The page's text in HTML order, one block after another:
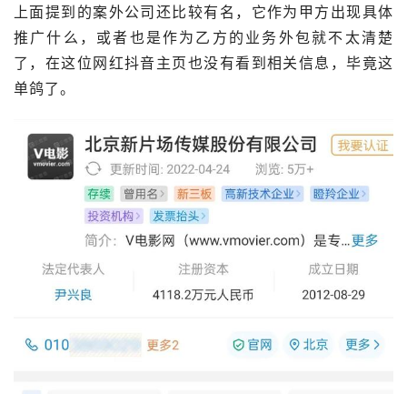
上面提到的案外公司还比较有名，它作为甲方出现具体
推广什么，或者也是作为乙方的业务外包就不太清楚
了，在这位网红抖音主页也没有看到相关信息，毕竟这
单鸽了。